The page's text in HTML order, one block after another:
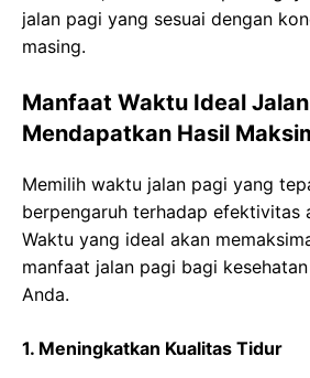
jalan pagi yang sesuai dengan
masing.
Manfaat Waktu Ideal
Mendapatkan Hasil
Memilih waktu jalan pagi yang
berpengaruh terhadap efektivitas
Waktu yang ideal akan
manfaat jalan pagi bagi
Anda.
1. Meningkatkan Kualitas Tidur